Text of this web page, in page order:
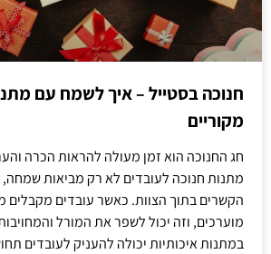
חנוכה בסטייל – איך לשמח עם
מקוריים
חג החנוכה הוא זמן מעולה להראות הכרה
מתנות חנוכה לעובדים לא רק מביאות
הקשרים בתוך הצוות. כאשר עובדים מקבלים
מוערכים, וזה יכול לשפר את המורל
במתנות איכותיות יכולה להעניק לעובדים